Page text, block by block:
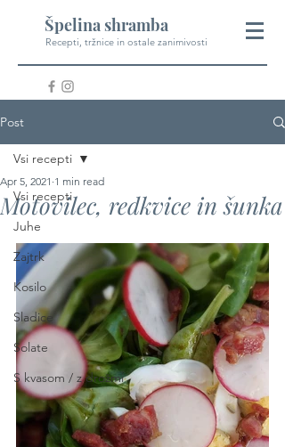
Špelina shramba
Recepti, tržnice in ostale zanimivosti
Post
Vsi recepti
Juhe
Zajtrk
Kosilo
Sladice
Solate
S kvasom / z drožmi
Vsi recepti
Motovilec, redkvice in šunka
Apr 5, 2021 1 min read